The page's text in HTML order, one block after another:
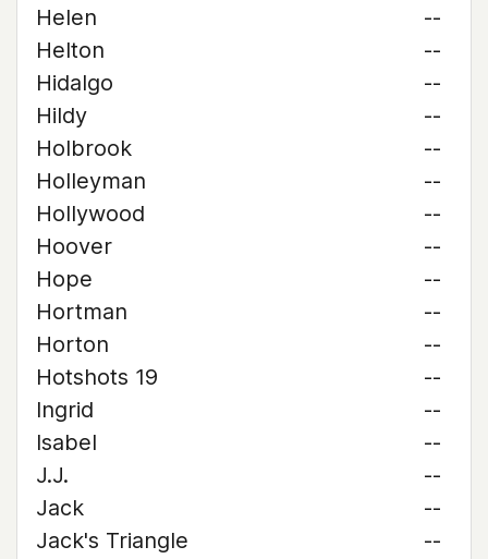
Helen
--
Helton
--
Hidalgo
--
Hildy
--
Holbrook
--
Holleyman
--
Hollywood
--
Hoover
--
Hope
--
Hortman
--
Horton
--
Hotshots 19
--
Ingrid
--
Isabel
--
J.J.
--
Jack
--
Jack's Triangle
--